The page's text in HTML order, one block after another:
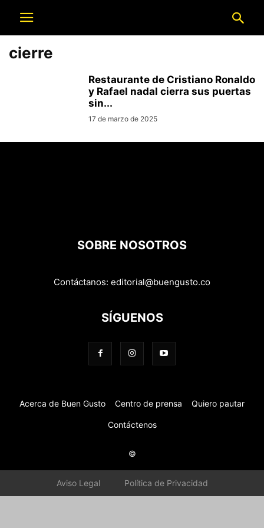
cierre
Restaurante de Cristiano Ronaldo
y Rafael nadal cierra sus puertas
sin...
17 de marzo de 2025
SOBRE NOSOTROS
Contáctanos: editorial@buengusto.co
SÍGUENOS
Acerca de Buen Gusto Centro de prensa Quiero pautar
Contáctenos
©
Aviso Legal Política de Privacidad